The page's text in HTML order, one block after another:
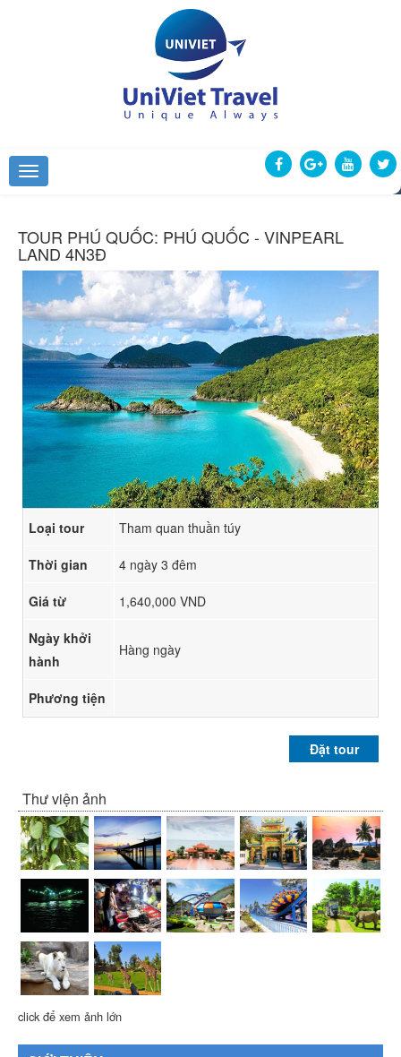
TOUR PHÚ QUỐC: PHÚ QUỐC - VINPEARL
LAND 4N3Đ
Loại tour Tham quan thuần túy
Thời gian 4 ngày 3 đêm
Giá từ 1,640,000 VND
Ngày khởi
hành
Hàng ngày
Phương tiện
Đặt tour
Thư viện ảnh
click để xem ảnh lớn